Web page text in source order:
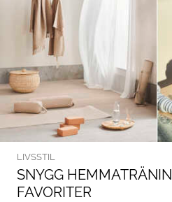
LIVSSTIL
SNYGG
FAVORITER